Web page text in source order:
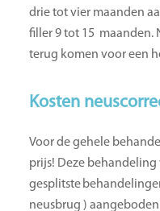
drie tot vier maanden
filler 9 tot 15 maanden.
terug komen voor een
Kosten
Voor de gehele
prijs! Deze
gesplitste
neusbrug )